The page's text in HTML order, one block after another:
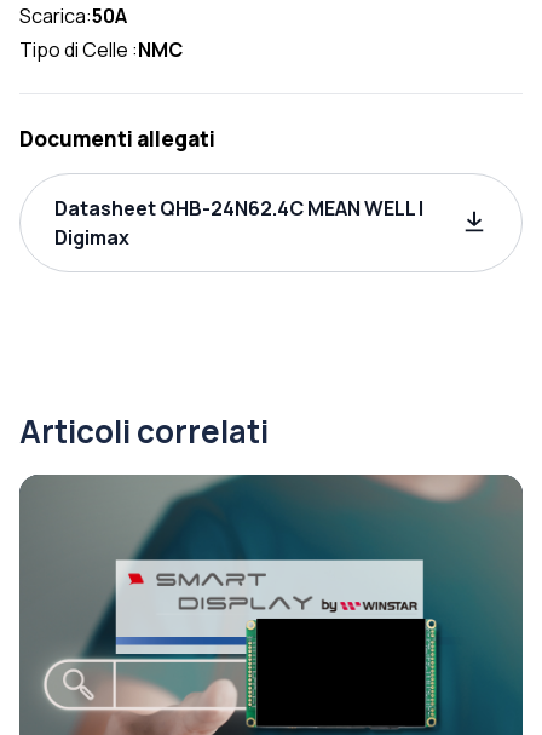
Scarica:50A
Tipo di Celle :NMC
Documenti allegati
Datasheet QHB-24N62.4C MEAN WELL |
Digimax
Articoli correlati